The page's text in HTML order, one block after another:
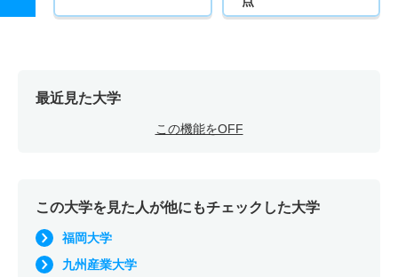
最近見た大学
この機能をOFF
この大学を見た人が他にもチェックした大学
福岡大学
九州産業大学